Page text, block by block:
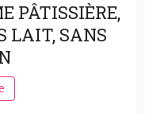
PÂTISSIÈRE,
LAIT, SANS